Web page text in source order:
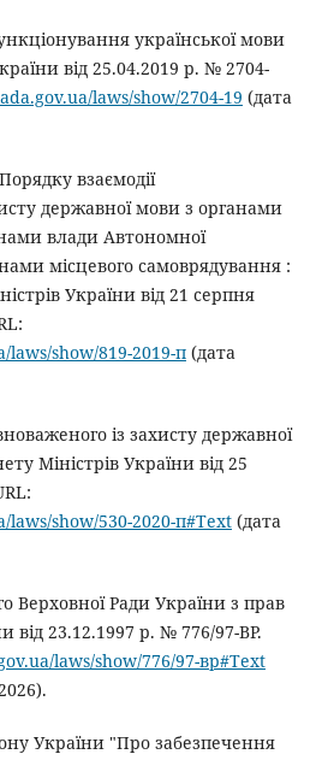
української мови
від 25.04.2019 р. № 2704-
laws/show/2704-19 (дата
взаємодії
державної мови з органами
влади Автономної
місцевого самоврядування :
України від 21 серпня
show/819-2019-п(дата
із захисту державної
Міністрів України від 25
show/530-2020-п#Text(дата
Верховної Ради України з прав
23.12.1997 р. № 776/97-ВР.
laws/show/776/97-вр#Text
України "Про забезпечення